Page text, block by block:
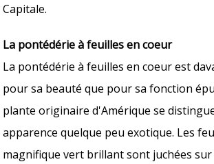
Capitale.
La pontédérie à feuilles en coeur
La pontédérie à feuilles en coeur est
pour sa beauté que pour sa fonction
plante originaire d'Amérique se
apparence quelque peu exotique. Les
magnifique vert brillant sont juchées